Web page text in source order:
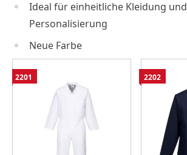
Ideal für einheitliche Kleidung und
Personalisierung
Neue Farbe
2201 2202